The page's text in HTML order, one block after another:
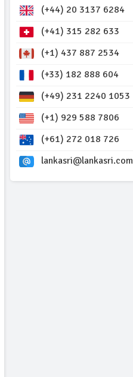
(+44) 20 3137 6284
(+41) 315 282 633
(+1) 437 887 2534
(+33) 182 888 604
(+49) 231 2240 1053
(+1) 929 588 7806
(+61) 272 018 726
lankasri@lankasri.com